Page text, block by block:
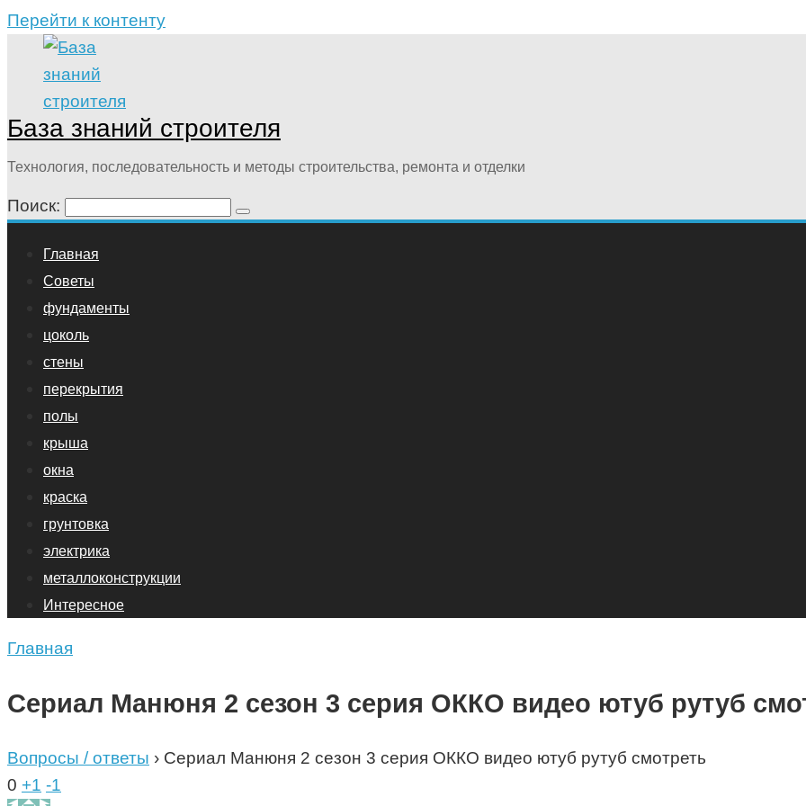
Перейти к контенту
База знаний строителя
Технология, последовательность и методы строительства, ремонта и отделки
Поиск:
Главная
Советы
фундаменты
цоколь
стены
перекрытия
полы
крыша
окна
краска
грунтовка
электрика
металлоконструкции
Интересное
Главная
Сериал Манюня 2 сезон 3 серия ОККО видео ютуб рутуб
Вопросы / ответы › Сериал Манюня 2 сезон 3 серия ОККО видео ютуб рутуб смотреть
0 +1 -1